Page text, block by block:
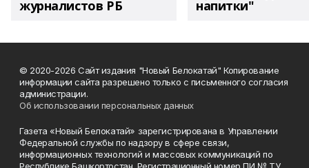
журналистов РБ напитки"
© 2020-2026 Сайт издания "Новый Белокатай" Копирование
информации сайта разрешено только с письменного согласия
администрации.
Об использовании персональных данных
Газета «Новый Белокатай» зарегистрирована в Управлении
Федеральной службы по надзору в сфере связи,
информационных технологий и массовых коммуникаций по